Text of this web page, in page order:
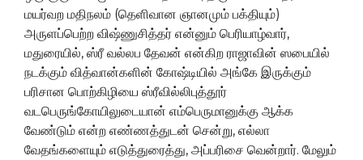
மயர்வற மதிநலம் (தெளிவான ஞானமும் பக்தியும்)
அருளப்பெற்ற விஷ்ணுசித்தர் என்னும் பெரியாழ்வார்,
மதுரையில், ஸ்ரீ வல்லப தேவன் என்கிற ராஜாவின் ஸபையில்
நடக்கும் வித்வான்களின் கோஷ்டியில் அங்கே இருக்கும்
பரிசான பொற்கிழியை ஸ்ரீவில்லிபுத்தூர்
வடபெருங்கோயிலுடையான் எம்பெருமானுக்கு ஆக்க
வேண்டும் என்ற எண்ணத்துடன் சென்று, எல்லா
வேதங்களையும் எடுத்துரைத்து, அப்பரிசை வென்றார். மேலும்